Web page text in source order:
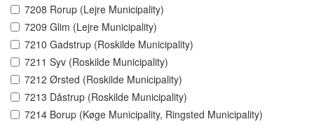
7208 Rorup (Lejre Municipality)
7209 Glim (Lejre Municipality)
7210 Gadstrup (Roskilde Municipality)
7211 Syv (Roskilde Municipality)
7212 Ørsted (Roskilde Municipality)
7213 Dåstrup (Roskilde Municipality)
7214 Borup (Køge Municipality, Ringsted Municipality)